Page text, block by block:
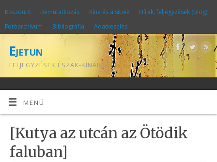
Köszöntő Bemutatkozás Kína és a sibék
Hírek, feljegyzések (blog)
Fotóarchívum
Bibliográfia Adatkezelés
Ejetun
FELJEGYZÉSEK ÉSZAK-KÍNÁRÓL
MENÜ
[Kutya az utcán az Ötödik
faluban]